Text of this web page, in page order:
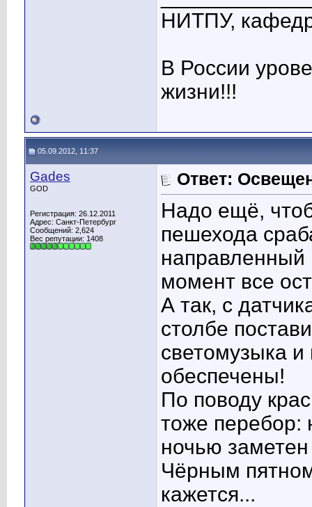
НИТПУ,
В России
жизни!!!
05.09.2012, 11:37
Gades
GOD
Регистрация: 26.12.2011
Адрес: Санкт-Петербург
Сообщений: 2,624
Вес репутации: 1408
Ответ:
Надо ещё,
пешехода
направленный
момент все
А так, с
столбе
светомузыка
обеспечены!
По поводу
тоже перебор:
ночью
Чёрным
кажется...